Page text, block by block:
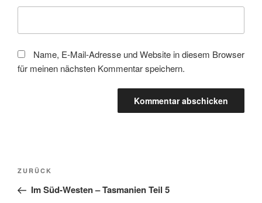
Name, E-Mail-Adresse und Website in diesem Browser
für meinen nächsten Kommentar speichern.
Beitragsnavigation
Vorheriger
Beitrag
ZURÜCK
Im Süd-Westen – Tasmanien Teil 5